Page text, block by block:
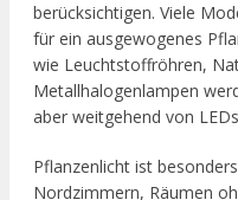
berücksichtigen. Viele
für ein ausgewogenes
wie Leuchtstoffröhren,
Metallhalogenlampen
aber weitgehend von
Pflanzenlicht ist
Nordzimmern, Räumen